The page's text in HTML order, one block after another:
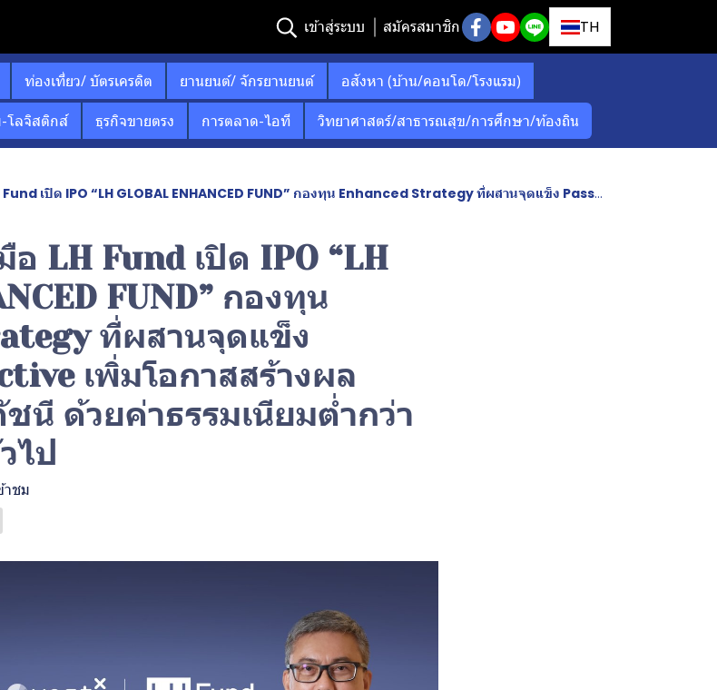
เข้าสู่ระบบ สมัครสมาชิก TH
ท่องเที่ยว/ บัตรเครดิต ยานยนต์/ จักรยานยนต์
อสังหา (บ้าน/คอนโด/โรงแรม)
โลจิสติกส์ ธุรกิจขายตรง การตลาด-ไอที วิทยาศาสตร์/สาธารณสุข/การศึกษา/ท้องถิน
GLOBAL ENHANCED FUND” กองทุน Enhanced Strategy ที่ผสานจุดแข็ง Passive และ Active เพิ่มโอกาสสร้างผลตอบแทนเหนือดัชนี ด้วยค่าธรรมเนียมต่ำกว่า Active Fund ทั่วไป
LH Fund เปิด IPO “LH
FUND” กองทุน
ที่ผสานจุดแข็ง
เพิ่มโอกาสสร้างผล
นี ด้วยค่าธรรมเนียมต่ำกว่า
ไป
าชม